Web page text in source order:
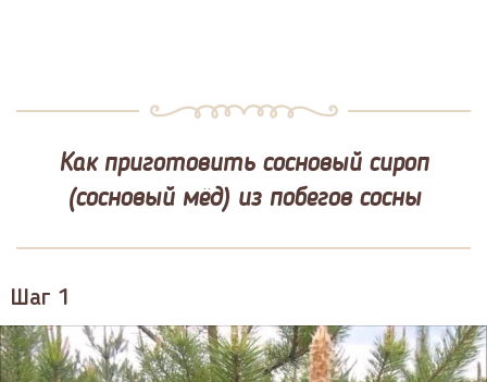
Как приготовить сосновый сироп
(сосновый мёд) из побегов сосны
Шаг 1